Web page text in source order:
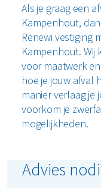
Als je graag een
Kampenhout,
Renewi vestiging
Kampenhout.
voor maatwerk
hoe je jouw afval
manier verlaag
voorkom je
mogelijkheden.
Advies